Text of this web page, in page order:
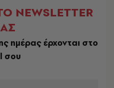
NEWSLETTER
ημέρας έρχονται στο
σου